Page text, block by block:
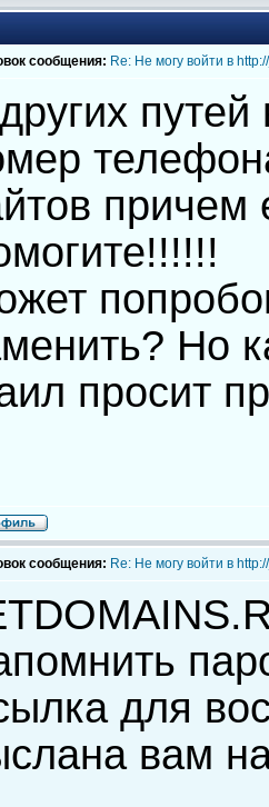
сообщения: Re: Не могу войти в
путей
причем
Но
просит
сообщения: Re: Не могу войти в
для
вам